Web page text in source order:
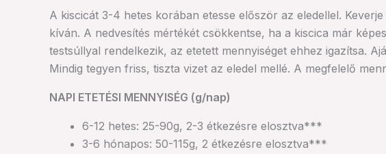
A kiscicát 3-4 hetes korában etesse először az eledellel.
kíván. A nedvesítés mértékét csökkentse, ha a kiscica már
testsúllyal rendelkezik, az etetett mennyiséget ehhez igazítsa.
Mindig tegyen friss, tiszta vizet az eledel mellé. A megfelelő
NAPI ETETÉSI MENNYISÉG (g/nap)
6-12 hetes: 25-90g, 2-3 étkezésre elosztva***
3-6 hónapos: 50-115g, 2 étkezésre elosztva***